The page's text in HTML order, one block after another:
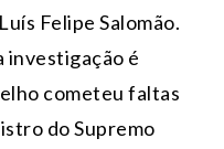
Felipe Salomão.
investigação é
cometeu faltas
do Supremo